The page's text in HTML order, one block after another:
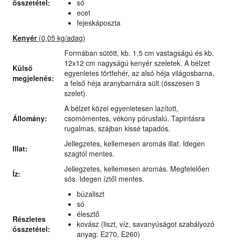
összetétel:
só
ecet
fejeskáposzta
Kenyér (0,05 kg/adag)
Külső
megjelenés:
Formában sütött, kb. 1,5 cm vastagságú és kb.
12x12 cm nagyságú kenyér szeletek. A bélzet
egyenletes törtfehér, az alsó héja világosbarna,
a felső héja aranybarnára sült (összesen 3
szelet).
Állomány:
A bélzet közel egyenletesen lazított,
csomómentes, vékony pórusfalú. Tapintásra
rugalmas, szájban kissé tapadós.
Illat:
Jellegzetes, kellemesen aromás illat. Idegen
szagtól mentes.
Íz:
Jellegzetes, kellemesen aromás. Megfelelően
sós. Idegen íztől mentes.
Részletes
összetétel:
búzaliszt
só
élesztő
kovász (liszt, víz, savanyúságot szabályozó
anyag: E270, E260)